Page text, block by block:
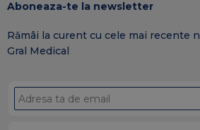
Aboneaza-te la newsletter
Rămâi la curent cu cele mai recente
Gral Medical